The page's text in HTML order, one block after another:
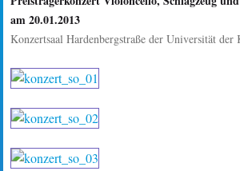
am 20.01.2013
Konzertsaal Hardenbergstraße der Universität der